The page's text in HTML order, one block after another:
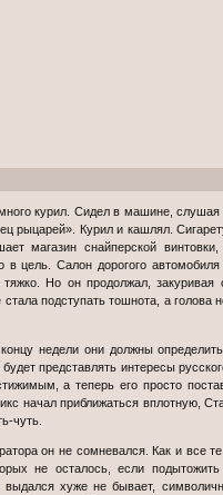
рыцарей». Курил и кашлял.
магазин снайперской
в цель. Салон дорогого
тяжко. Но он продолжал,
стала подступать тошнота, а
будет представлять интересы
а теперь его просто
начал приближаться вплотную,
чуть.
не осталось, если
хуже не бывает,